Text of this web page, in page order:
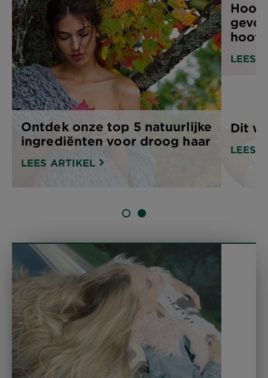
Ontdek onze top 5 natuurlijke
ingrediënten voor droog haar
LEES ARTIKEL
LEES
Dit
LEES
SLIDE 1SLIDE 2